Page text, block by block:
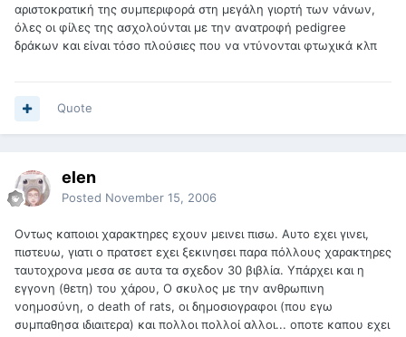
αριστοκρατική της συμπεριφορά στη μεγάλη γιορτή των νάνων,
όλες οι φίλες της ασχολούνται με την ανατροφή pedigree
δράκων και είναι τόσο πλούσιες που να ντύνονται φτωχικά κλπ
Quote
elen
Posted November 15, 2006
Οντως καποιοι χαρακτηρες εχουν μεινει πισω. Αυτο εχει γινει,
πιστευω, γιατι ο πρατσετ εχει ξεκινησει παρα πόλλους χαρακτηρες
ταυτοχρονα μεσα σε αυτα τα σχεδον 30 βιβλία. Υπάρχει και η
εγγονη (θετη) του χάρου, Ο σκυλος με την ανθρωπινη
νοημοσύνη, ο death of rats, οι δημοσιογραφοι (που εγω
συμπαθησα ιδιαιτερα) και πολλοι πολλοί αλλοι... οποτε καπου εχει